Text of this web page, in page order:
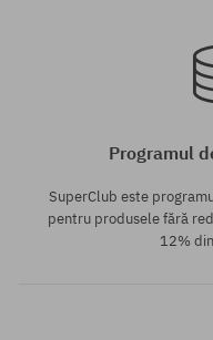
Programul
SuperClub este
pentru produsele fără
12%